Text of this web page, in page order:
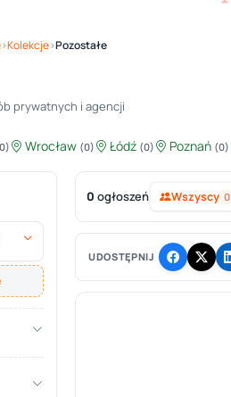
›Kolekcje›Pozostałe
prywatnych i agencji
Wrocław (0) Łódź (0) Poznań (0)
0 ogłoszeń Wszyscy 0
UDOSTĘPNIJ